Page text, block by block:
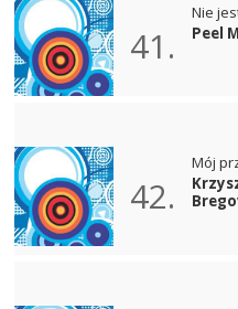
41.
Nie
Peel
42.
Mój